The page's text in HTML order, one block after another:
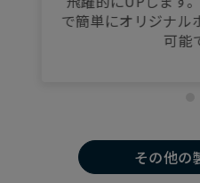
で簡単にオリジナル
可能
その他の